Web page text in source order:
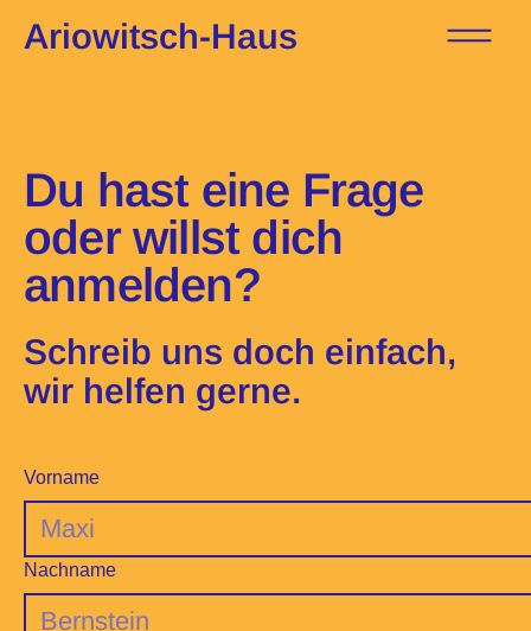
Ariowitsch-Haus
Du hast eine Frage
oder willst dich
anmelden?
Schreib uns doch einfach,
wir helfen gerne.
Vorname
Nachname